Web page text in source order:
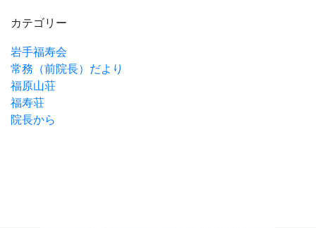
カテゴリー
岩手福寿会
常務（前院長）だより
福原山荘
福寿荘
院長から